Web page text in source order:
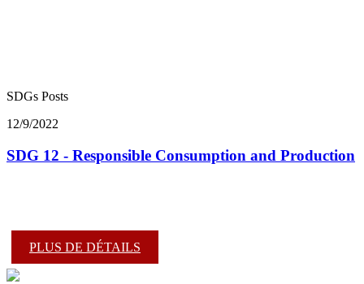
SDGs Posts
12/9/2022
SDG 12 - Responsible Consumption and Production
PLUS DE DÉTAILS